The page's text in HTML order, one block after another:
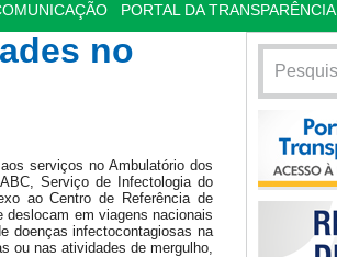
PORTAL DA TRANSPARÊNCIA
no
serviços no Ambulatório dos
Serviço de Infectologia do
ao Centro de Referência de
deslocam em viagens nacionais
doenças infectocontagiosas na
ou nas atividades de mergulho,